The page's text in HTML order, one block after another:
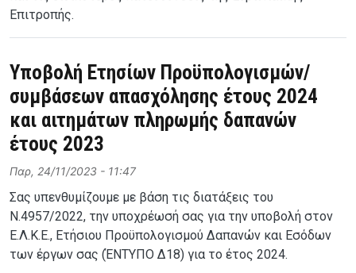
Επιτροπής.
Υποβολή Ετησίων Προϋπολογισμών/
συμβάσεων απασχόλησης έτους 2024
και αιτημάτων πληρωμής δαπανών
έτους 2023
Παρ, 24/11/2023 - 11:47
Σας υπενθυμίζουμε με βάση τις διατάξεις του
Ν.4957/2022, την υποχρέωσή σας για την υποβολή στον
Ε.Λ.Κ.Ε., Ετήσιου Προϋπολογισμού Δαπανών και Εσόδων
των έργων σας (ΈΝΤΥΠΟ Δ18) για το έτος 2024.